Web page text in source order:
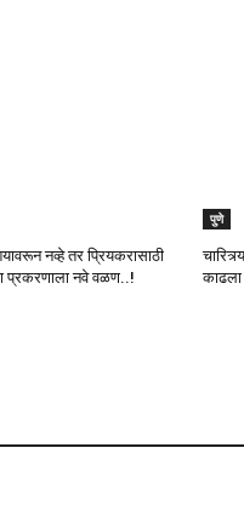
नव्हे तर प्रियकरासाठी
प्रकरणाला नवे वळण..!
पुणे